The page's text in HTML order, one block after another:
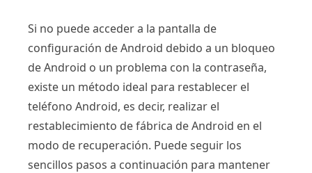
Si no puede acceder a la pantalla de
configuración de Android debido a un bloqueo
de Android o un problema con la contraseña,
existe un método ideal para restablecer el
teléfono Android, es decir, realizar el
restablecimiento de fábrica de Android en el
modo de recuperación. Puede seguir los
sencillos pasos a continuación para mantener